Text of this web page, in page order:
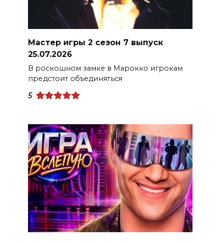
Мастер игры 2 сезон 7 выпуск
25.07.2026
В роскошном замке в Марокко игрокам
предстоит объединяться
5